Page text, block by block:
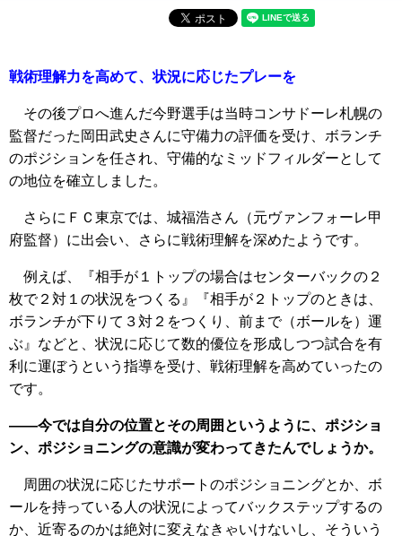
戦術理解力を高めて、状況に応じたプレーを
その後プロへ進んだ今野選手は当時コンサドーレ札幌の
監督だった岡田武史さんに守備力の評価を受け、ボランチ
のポジションを任され、守備的なミッドフィルダーとして
の地位を確立しました。
さらにＦＣ東京では、城福浩さん（元ヴァンフォーレ甲
府監督）に出会い、さらに戦術理解を深めたようです。
例えば、『相手が１トップの場合はセンターバックの２
枚で２対１の状況をつくる』『相手が２トップのときは、
ボランチが下りて３対２をつくり、前まで（ボールを）運
ぶ』などと、状況に応じて数的優位を形成しつつ試合を有
利に運ぼうという指導を受け、戦術理解を高めていったの
です。
――今では自分の位置とその周囲というように、ポジショ
ン、ポジショニングの意識が変わってきたんでしょうか。
周囲の状況に応じたサポートのポジショニングとか、ボ
ールを持っている人の状況によってバックステップするの
か、近寄るのかは絶対に変えなきゃいけないし、そういう